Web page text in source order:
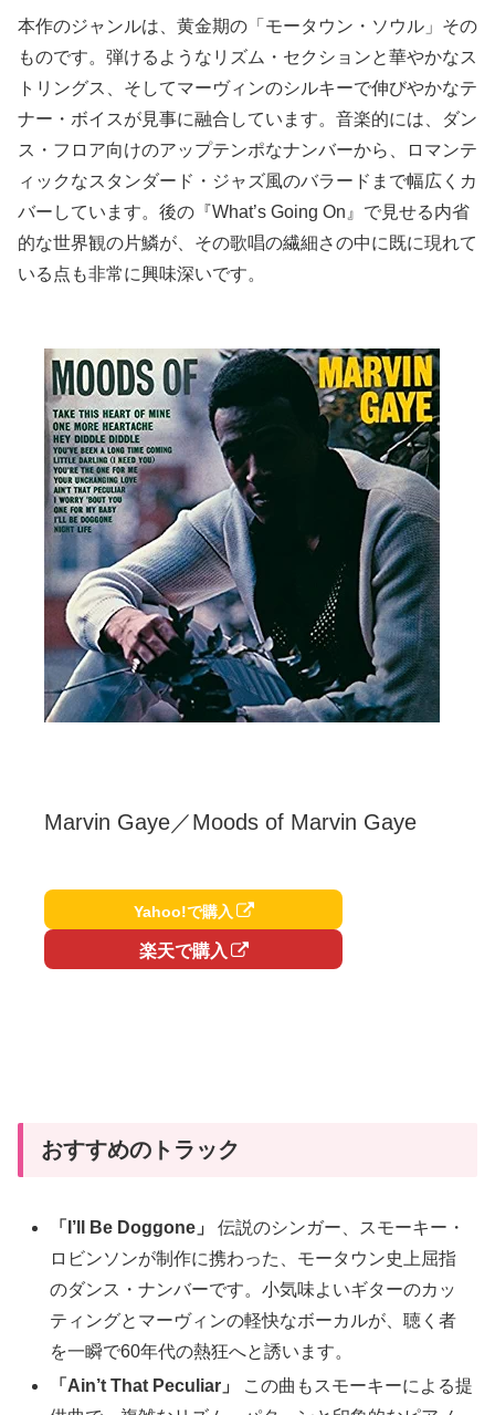
本作のジャンルは、黄金期の「モータウン・ソウル」その
ものです。弾けるようなリズム・セクションと華やかなス
トリングス、そしてマーヴィンのシルキーで伸びやかなテ
ナー・ボイスが見事に融合しています。音楽的には、ダン
ス・フロア向けのアップテンポなナンバーから、ロマンテ
ィックなスタンダード・ジャズ風のバラードまで幅広くカ
バーしています。後の『What’s Going On』で見せる内省
的な世界観の片鱗が、その歌唱の繊細さの中に既に現れて
いる点も非常に興味深いです。
Marvin Gaye／Moods of Marvin Gaye
Yahoo!で購入
楽天で購入
おすすめのトラック
「I’ll Be Doggone」
伝説のシンガー、スモーキー・
ロビンソンが制作に携わった、モータウン史上屈指
のダンス・ナンバーです。小気味よいギターのカッ
ティングとマーヴィンの軽快なボーカルが、聴く者
を一瞬で60年代の熱狂へと誘います。
「Ain’t That Peculiar」
この曲もスモーキーによる提